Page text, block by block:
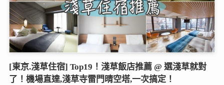
[東京.淺草住宿] Top19！淺草飯店推薦 @ 選淺草就對
了！機場直達,淺草寺雷門晴空塔,一次搞定！